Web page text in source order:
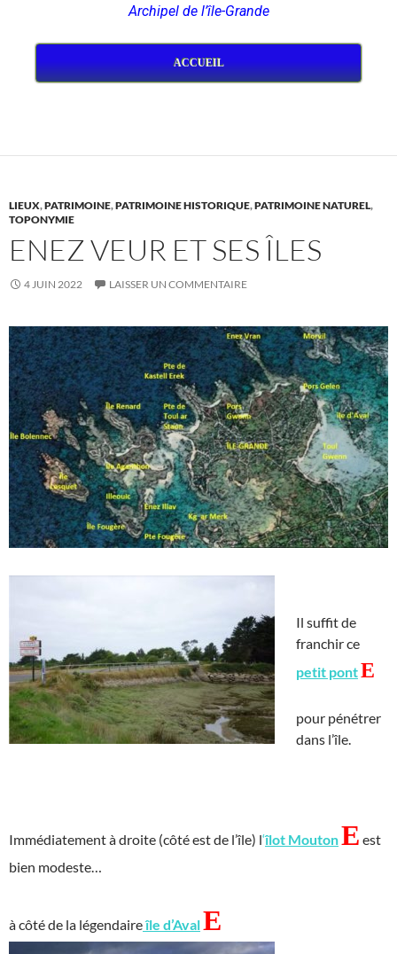
Archipel de l’île-Grande
ACCUEIL
LIEUX,PATRIMOINE,PATRIMOINE HISTORIQUE,PATRIMOINE NATUREL,
TOPONYMIE
ENEZ VEUR ET SES ÎLES
4 JUIN 2022 LAISSER UN COMMENTAIRE
Il suffit de
franchir ce
petit pontE
pour pénétrer
dans l’île.
Immédiatement à droite (côté est de l’île) l‘îlot MoutonE est
bien modeste…
à côté de la légendaireîle d’AvalE